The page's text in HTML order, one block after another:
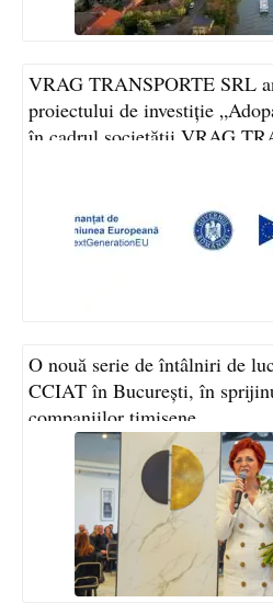
VRAG TRANSPORTE SRL
proiectului de investiție
în cadrul societății VRAG
O nouă serie de întâlniri de
CCIAT în București, în
companiilor timișene